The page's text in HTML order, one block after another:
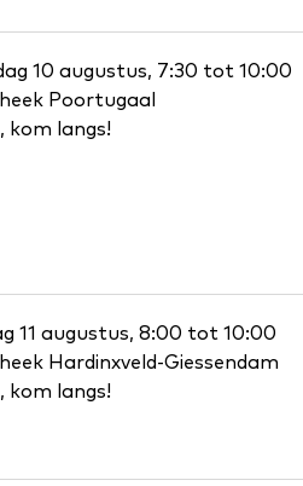
10 augustus, 7:30 tot 10:00
Poortugaal
kom langs!
11 augustus, 8:00 tot 10:00
Hardinxveld-Giessendam
kom langs!